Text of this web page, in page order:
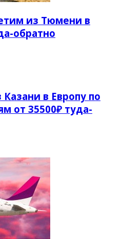
из Тюмени в
обратно
в Европу по
от 35500₽ туда-